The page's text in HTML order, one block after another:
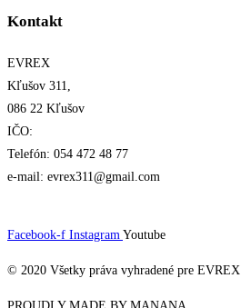
Kontakt
EVREX
Kľušov 311,
086 22 Kľušov
IČO:
Telefón: 054 472 48 77
e-mail: evrex311@gmail.com
Facebook-f Instagram Youtube
© 2020 Všetky práva vyhradené pre EVREX​